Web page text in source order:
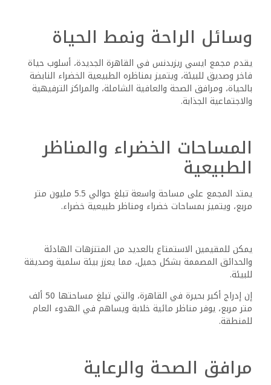
وسائل الراحة ونمط الحياة
يقدم مجمع ايسي ريزيدنس في القاهرة الجديدة، أسلوب حياة
فاخر وصديق للبيئة، ويتميز بمناظره الطبيعية الخضراء النابضة
بالحياة، ومرافق الصحة والعافية الشاملة، والمراكز الترفيهية
والاجتماعية الجذابة.
المساحات الخضراء والمناظر
الطبيعية
يمتد المجمع على مساحة واسعة تبلغ حوالي 5.5 مليون متر
مربع، ويتميز بمساحات خضراء ومناظر طبيعية خضراء.
يمكن للمقيمين الاستمتاع بالعديد من المتنزهات الهادئة
والحدائق المصممة بشكل جميل، مما يعزز بيئة سلمية وصديقة
للبيئة.
إن إدراج أكبر بحيرة في القاهرة، والتي تبلغ مساحتها 50 ألف
متر مربع، يوفر مناظر مائية خلابة ويساهم في الهدوء العام
للمنطقة.
مرافق الصحة والرعاية